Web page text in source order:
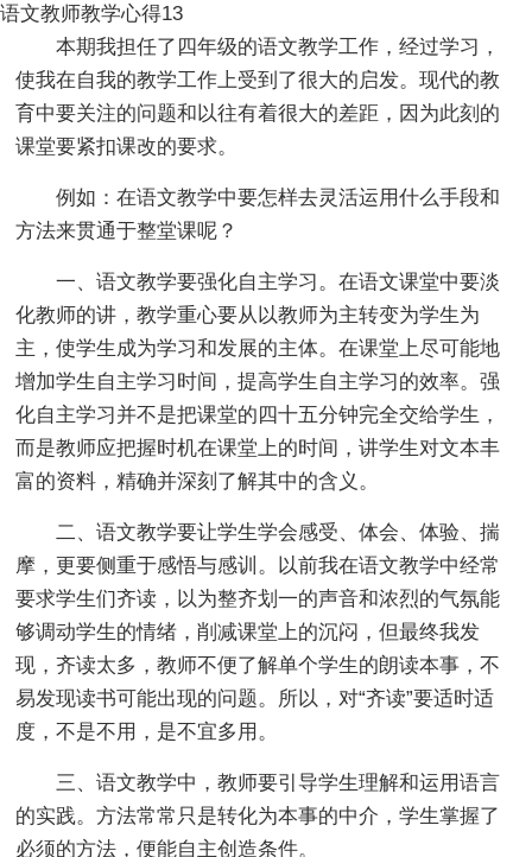
语文教师教学心得13
本期我担任了四年级的语文教学工作，经过学习，
使我在自我的教学工作上受到了很大的启发。现代的教
育中要关注的问题和以往有着很大的差距，因为此刻的
课堂要紧扣课改的要求。
例如：在语文教学中要怎样去灵活运用什么手段和
方法来贯通于整堂课呢？
一、语文教学要强化自主学习。在语文课堂中要淡
化教师的讲，教学重心要从以教师为主转变为学生为
主，使学生成为学习和发展的主体。在课堂上尽可能地
增加学生自主学习时间，提高学生自主学习的效率。强
化自主学习并不是把课堂的四十五分钟完全交给学生，
而是教师应把握时机在课堂上的时间，讲学生对文本丰
富的资料，精确并深刻了解其中的含义。
二、语文教学要让学生学会感受、体会、体验、揣
摩，更要侧重于感悟与感训。以前我在语文教学中经常
要求学生们齐读，以为整齐划一的声音和浓烈的气氛能
够调动学生的情绪，削减课堂上的沉闷，但最终我发
现，齐读太多，教师不便了解单个学生的朗读本事，不
易发现读书可能出现的问题。所以，对“齐读”要适时适
度，不是不用，是不宜多用。
三、语文教学中，教师要引导学生理解和运用语言
的实践。方法常常只是转化为本事的中介，学生掌握了
必须的方法，便能自主创造条件。